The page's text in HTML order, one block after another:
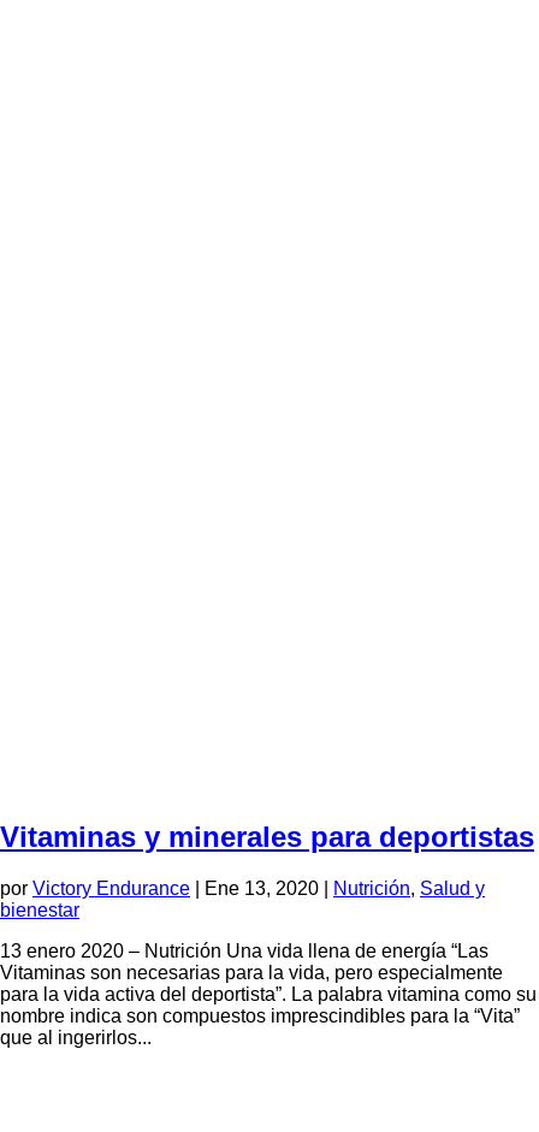
Vitaminas y minerales para deportistas
por Victory Endurance Ene 13, 2020 Nutrición, Salud y
bienestar
13 enero 2020 – Nutrición Una vida llena de energía “Las
Vitaminas son necesarias para la vida, pero especialmente
para la vida activa del deportista”. La palabra vitamina como su
nombre indica son compuestos imprescindibles para la “Vita”
que al ingerirlos...